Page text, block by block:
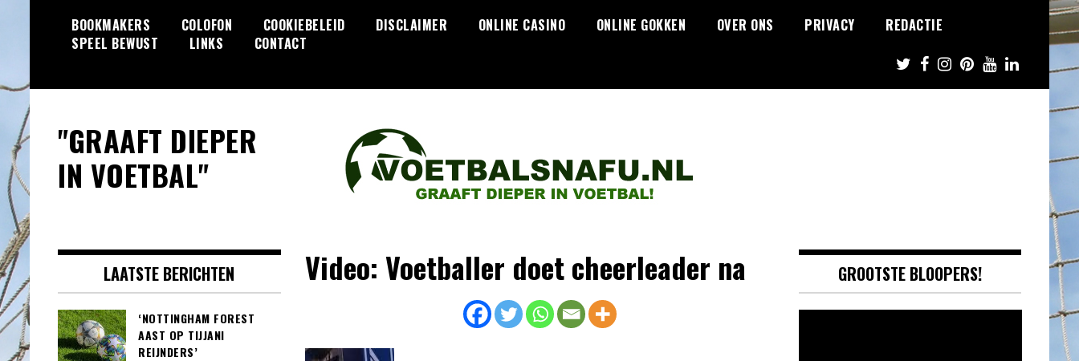
BOOKMAKERS COLOFON COOKIEBELEID DISCLAIMER ONLINE CASINO ONLINE GOKKEN OVER ONS PRIVACY
REDACTIE
SPEEL BEWUST
LINKS CONTACT
"GRAAFT DIEPER
IN VOETBAL"
Video: Voetballer doet cheerleader na
LAATSTE BERICHTEN
‘NOTTINGHAM FOREST
AAST OP TIJJANI
REIJNDERS’
GROOTSTE BLOOPERS!